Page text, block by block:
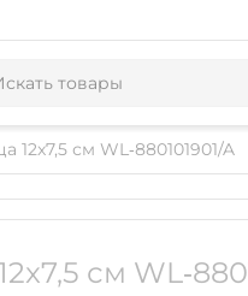
12x7,5 см WL‑880101901/A
см